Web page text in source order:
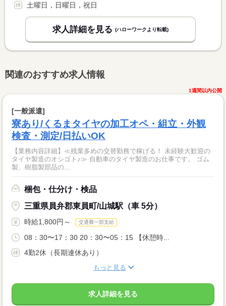
土曜日，日曜日，祝日
求人詳細を見る (ハローワークより転載)
関連のおすすめ求人情報
1週間以内公開
[一般派遣]
寮あり/くるまタイヤの加工オペ・組立・外観
検査・測定/日払いOK
【業務内容詳細】≪残業多めの交替勤務で稼げる！ 未経験大歓迎の
タイヤ製造のオシゴト♪≫ 自動車のタイヤ製造のお仕事です。 ゴム
製、樹脂製部品の...
梱包・仕分け・検品
三重県員弁郡東員町/山城駅（車 5分）
時給1,800円～ 交通費一部支給
08：30〜17：30 20：30〜05：15 【休憩時...
4勤2休（長期連休あり）
もっと見る
求人詳細を見る